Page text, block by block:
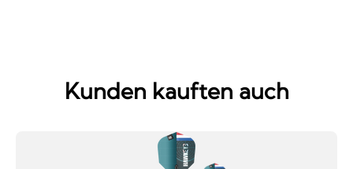
Kunden kauften auch